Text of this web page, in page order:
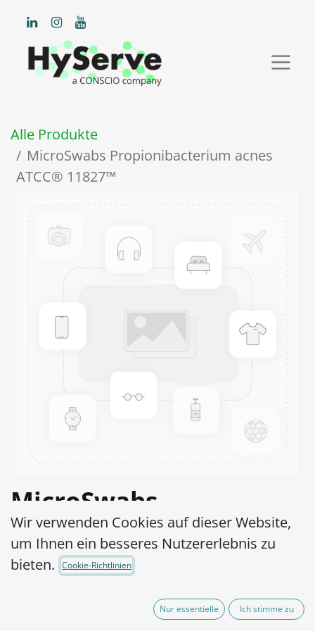
Alle Produkte
MicroSwabs Propionibacterium acnes
ATCC® 11827™
MicroSwabs
Propionibacterium
acnes ATCC® 11827™
Wir verwenden Cookies auf dieser Website,
um Ihnen ein besseres Nutzererlebnis zu
bieten.
Cookie-Richtlinien
Nur essentielle Ich stimme zu